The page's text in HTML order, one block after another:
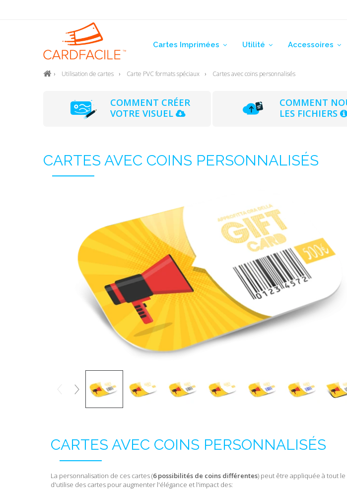
Cartes Imprimées Utilité Accessoires
Utilisation de cartes Carte PVC formats spéciaux Cartes avec coins personnalisés
COMMENT CRÉER
VOTRE VISUEL
COMMENT
LES FICHIERS
CARTES AVEC COINS PERSONNALISÉS
CARTES AVEC COINS PERSONNALISÉS
La personnalisation de ces cartes (6 possibilités de coins différentes) peut être appliquée à tout le
d'utilise des cartes pour augmenter l'élégance et l'impact des: